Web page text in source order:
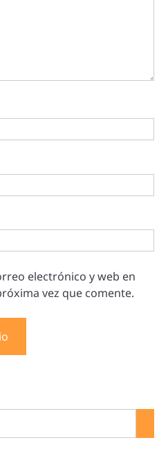
electrónico y web en
vez que comente.